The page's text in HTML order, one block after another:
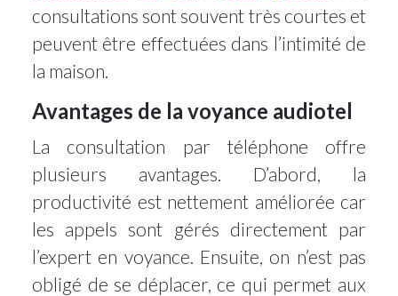
consultations sont souvent très courtes et
peuvent être effectuées dans l’intimité de
la maison.
Avantages de la voyance audiotel
La consultation par téléphone offre
plusieurs avantages. D’abord, la
productivité est nettement améliorée car
les appels sont gérés directement par
l’expert en voyance. Ensuite, on n’est pas
obligé de se déplacer, ce qui permet aux